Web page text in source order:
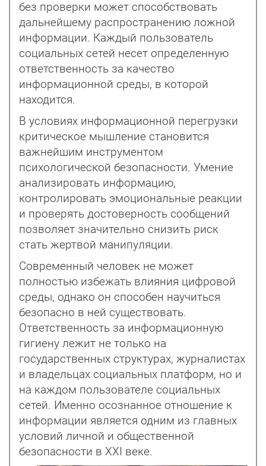
без проверки может способствовать
дальнейшему распространению ложной
информации. Каждый пользователь
социальных сетей несет определенную
ответственность за качество
информационной среды, в которой
находится.
В условиях информационной перегрузки
критическое мышление становится
важнейшим инструментом
психологической безопасности. Умение
анализировать информацию,
контролировать эмоциональные реакции
и проверять достоверность сообщений
позволяет значительно снизить риск
стать жертвой манипуляции.
Современный человек не может
полностью избежать влияния цифровой
среды, однако он способен научиться
безопасно в ней существовать.
Ответственность за информационную
гигиену лежит не только на
государственных структурах, журналистах
и владельцах социальных платформ, но и
на каждом пользователе социальных
сетей. Именно осознанное отношение к
информации является одним из главных
условий личной и общественной
безопасности в XXI веке.